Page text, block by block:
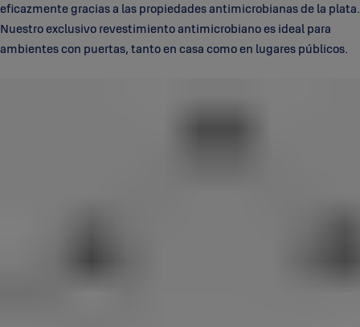
eficazmente gracias a las propiedades antimicrobianas de la plata.
Nuestro exclusivo revestimiento antimicrobiano es ideal para
ambientes con puertas, tanto en casa como en lugares públicos.